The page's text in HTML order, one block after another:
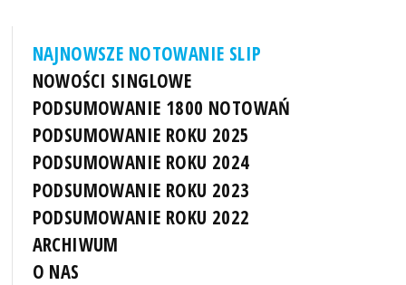
NAJNOWSZE NOTOWANIE SLIP
NOWOŚCI SINGLOWE
PODSUMOWANIE 1800 NOTOWAŃ
PODSUMOWANIE ROKU 2025
PODSUMOWANIE ROKU 2024
PODSUMOWANIE ROKU 2023
PODSUMOWANIE ROKU 2022
ARCHIWUM
O NAS